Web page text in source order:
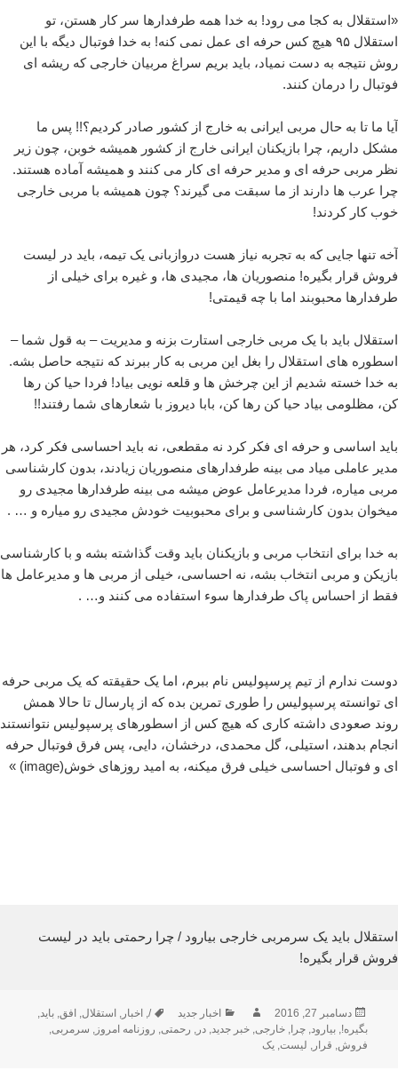
«استقلال به کجا می رود! به خدا همه طرفدارها سر کار هستن، تو
استقلال ٩۵ هیچ کس حرفه ای عمل نمی کنه! به خدا فوتبال دیگه با این
روش نتیجه به دست نمیاد، باید بریم سراغ مربیان خارجی که ریشه ای
فوتبال را درمان کنند.
آیا ما تا به حال مربی ایرانی به خارج از کشور صادر کردیم؟!! پس ما
مشکل داریم، چرا بازیکنان ایرانی خارج از کشور همیشه خوبن، چون زیر
نظر مربی حرفه ای و مدیر حرفه ای کار می کنند و همیشه آماده هستند.
چرا عرب ها دارند از ما سبقت می گیرند؟ چون همیشه با مربی خارجی
خوب کار کردند!
آخه تنها جایی که به تجربه نیاز هست دروازبانی یک تیمه، باید در لیست
فروش قرار بگیره! منصوریان ها، مجیدی ها، و غیره برای خیلی از
طرفدارها محبوبند اما با چه قیمتی!
استقلال باید با یک مربی خارجی استارت بزنه و مدیریت – به قول شما –
اسطوره های استقلال را بغل این مربی به کار ببرند که نتیجه حاصل بشه.
به خدا خسته شدیم از این چرخش ها و قلعه نویی بیاد! فردا حیا کن رها
کن، مظلومی بیاد حیا کن رها کن، بابا دیروز با شعارهای شما رفتند!!
باید اساسی و حرفه ای فکر کرد نه مقطعی، نه باید احساسی فکر کرد، هر
مدیر عاملی میاد می بینه طرفدارهای منصوریان زیادند، بدون کارشناسی
مربی میاره، فردا مدیرعامل عوض میشه می بینه طرفدارها مجیدی رو
میخوان بدون کارشناسی و برای محبوبیت خودش مجیدی رو میاره و … .
به خدا برای انتخاب مربی و بازیکنان باید وقت گذاشته بشه و با کارشناسی
بازیکن و مربی انتخاب بشه، نه احساسی، خیلی از مربی ها و مدیرعامل ها
فقط از احساس پاک طرفدارها سوء استفاده می کنند و… .
دوست ندارم از تیم پرسپولیس نام ببرم، اما یک حقیقته که یک مربی حرفه
ای توانسته پرسپولیس را طوری تمرین بده که از پارسال تا حالا همش
روند صعودی داشته کاری که هیچ کس از اسطورهای پرسپولیس نتوانستند
انجام بدهند، استیلی، گل محمدی، درخشان، دایی، پس فرق فوتبال حرفه
ای و فوتبال احساسی خیلی فرق میکنه، به امید روزهای خوش(image) »
استقلال باید یک سرمربی خارجی بیارود / چرا رحمتی باید در لیست
فروش قرار بگیره!
ارسال
شده
در
دسامبر 27, 2016 نویسندهدسته‌ها
اخبار جدید برچسب‌ها
/
, اخبار, استقلال, افق,باید,
بگیره!,بیارود,چرا,خارجی,خبر جدید,در, رحمتی, روزنامه امروز, سرمربی,
فروش, قرار, لیست,یک